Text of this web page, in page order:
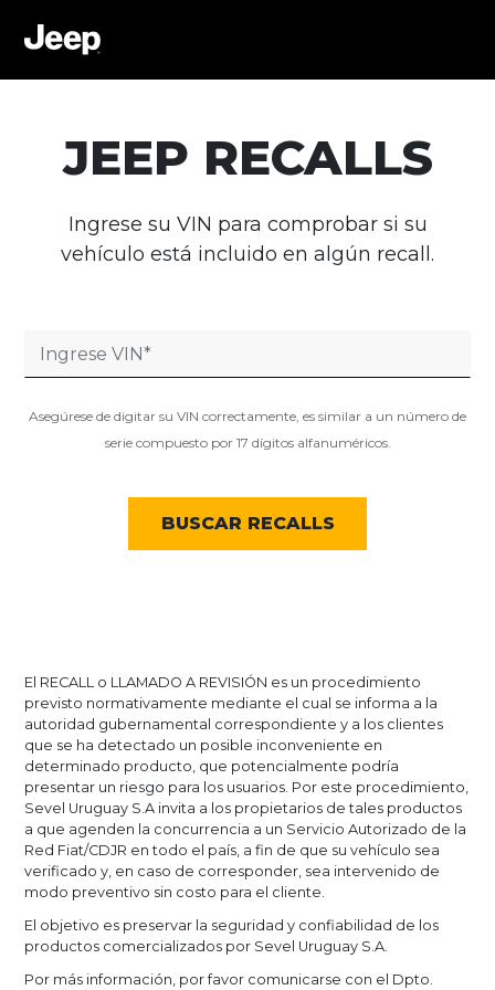
JEEP RECALLS
Ingrese su VIN para comprobar si su
vehículo está incluido en algún recall.
Asegúrese de digitar su VIN correctamente, es similar a un número de
serie compuesto por 17 dígitos alfanuméricos.
El RECALL o LLAMADO A REVISIÓN es un procedimiento
previsto normativamente mediante el cual se informa a la
autoridad gubernamental correspondiente y a los clientes
que se ha detectado un posible inconveniente en
determinado producto, que potencialmente podría
presentar un riesgo para los usuarios. Por este procedimiento,
Sevel Uruguay S.A invita a los propietarios de tales productos
a que agenden la concurrencia a un Servicio Autorizado de la
Red Fiat/CDJR en todo el país, a fin de que su vehículo sea
verificado y, en caso de corresponder, sea intervenido de
modo preventivo sin costo para el cliente.
El objetivo es preservar la seguridad y confiabilidad de los
productos comercializados por Sevel Uruguay S.A.
Por más información, por favor comunicarse con el Dpto.